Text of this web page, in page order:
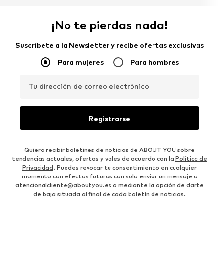
¡No te pierdas nada!
Suscríbete a la Newsletter y recibe ofertas exclusivas
Para mujeres Para hombres
Tu dirección de correo electrónico
Registrarse
Quiero recibir boletines de noticias de ABOUT YOU sobre
tendencias actuales, ofertas y vales de acuerdo con la Política de
Privacidad. Puedes revocar tu consentimiento en cualquier
momento con efectos futuros con solo enviar un mensaje a
atencionalcliente@aboutyou.es o mediante la opción de darte
de baja situada al final de cada boletín de noticias.